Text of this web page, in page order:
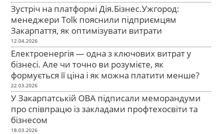
Зустріч на платформі Дія.Бізнес.Ужгород:
менеджери Tolk пояснили підприємцям
Закарпаття, як оптимізувати витрати
12.04.2026
Електроенергія — одна з ключових витрат у
бізнесі. Але чи точно ви розумієте, як
формується її ціна і як можна платити менше?
22.03.2026
У Закарпатській ОВА підписали меморандуми
про співпрацю із закладами профтехосвіти та
бізнесом
18.03.2026